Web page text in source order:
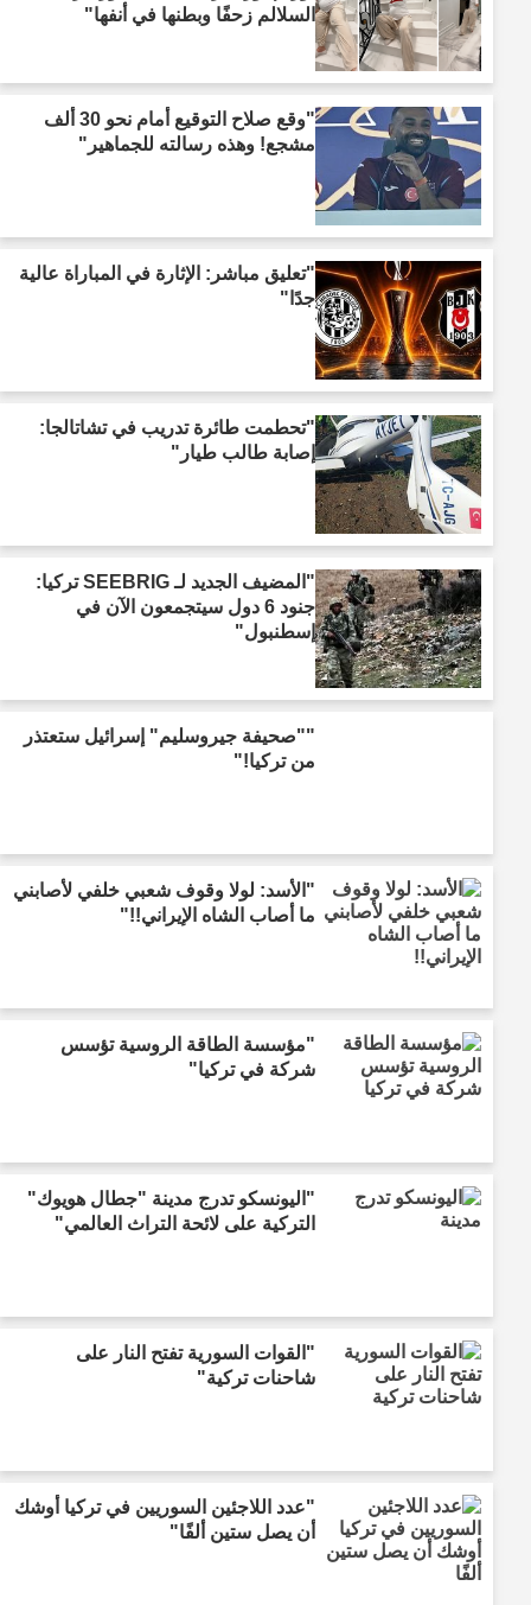
السلالم زحفًا وبطنها في أنفها"
"وقع صلاح التوقيع أمام نحو 30 ألف
مشجع! وهذه رسالته للجماهير"
"تعليق مباشر: الإثارة في المباراة عالية
جدًا"
"تحطمت طائرة تدريب في تشاتالجا:
إصابة طالب طيار"
"المضيف الجديد لـ SEEBRIG تركيا:
جنود 6 دول سيتجمعون الآن في
إسطنبول"
""صحيفة جيروسليم" إسرائيل ستعتذر
من تركيا!"
"الأسد: لولا وقوف شعبي خلفي لأصابني
ما أصاب الشاه الإيراني!!"
"مؤسسة الطاقة الروسية تؤسس
شركة في تركيا"
"اليونسكو تدرج مدينة "جطال هويوك"
التركية على لائحة التراث العالمي"
"القوات السورية تفتح النار على
شاحنات تركية"
"عدد اللاجئين السوريين في تركيا أوشك
أن يصل ستين ألفًا"